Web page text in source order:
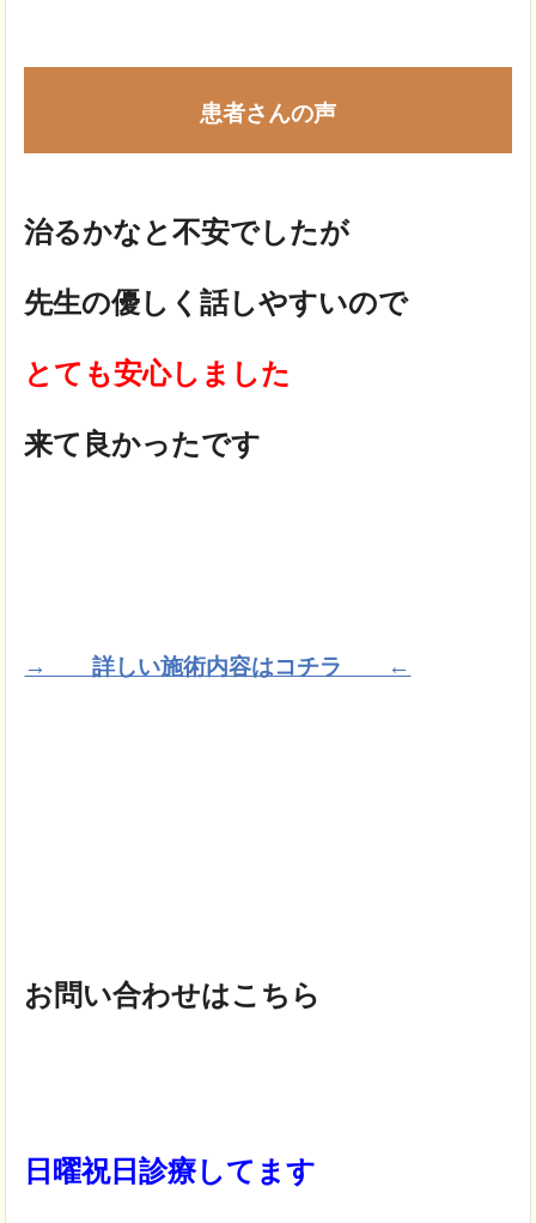
患者さんの声
治るかなと不安でしたが
先生の優しく話しやすいので
とても安心しました
来て良かったです
→ 詳しい施術内容はコチラ ←
お問い合わせはこちら
日曜祝日診療してます